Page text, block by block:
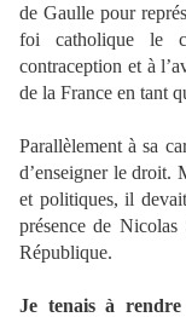
de Gaulle pour
foi catholique le
contraception et à
de la France en tant
Parallèlement à sa
d’enseigner le droit.
et politiques, il
présence de
République.
Je tenais à rendre